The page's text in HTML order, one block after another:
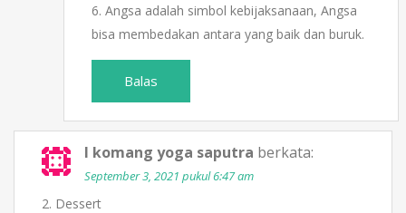
6. Angsa adalah simbol kebijaksanaan, Angsa
bisa membedakan antara yang baik dan buruk.
Balas
I komang yoga saputra berkata:
September 3, 2021 pukul 6:47 am
2. Dessert